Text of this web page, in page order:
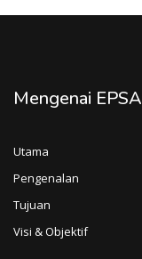
Mengenai EPSA
Utama
Pengenalan
Tujuan
Visi & Objektif